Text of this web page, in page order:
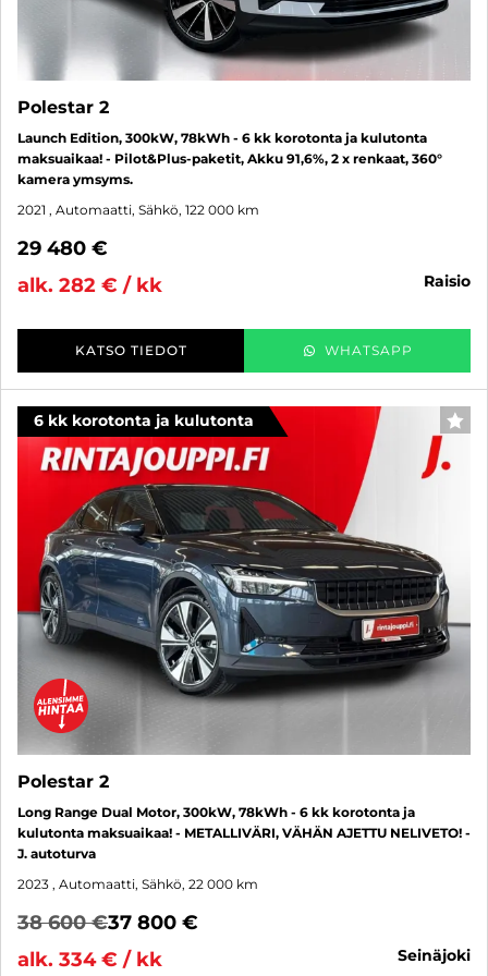
Polestar 2
Launch Edition, 300kW, 78kWh - 6 kk korotonta ja kulutonta
maksuaikaa! - Pilot&Plus-paketit, Akku 91,6%, 2 x renkaat, 360°
kamera ymsyms.
2021 , Automaatti, Sähkö, 122 000 km
29 480 €
alk. 282 € / kk
raisio
KATSO TIEDOT WHATSAPP
6 kk korotonta ja kulutonta
Polestar 2
Long Range Dual Motor, 300kW, 78kWh - 6 kk korotonta ja
kulutonta maksuaikaa! - METALLIVÄRI, VÄHÄN AJETTU NELIVETO! -
J. autoturva
2023 , Automaatti, Sähkö, 22 000 km
38 600 €37 800 €
alk. 334 € / kk
seinäjoki